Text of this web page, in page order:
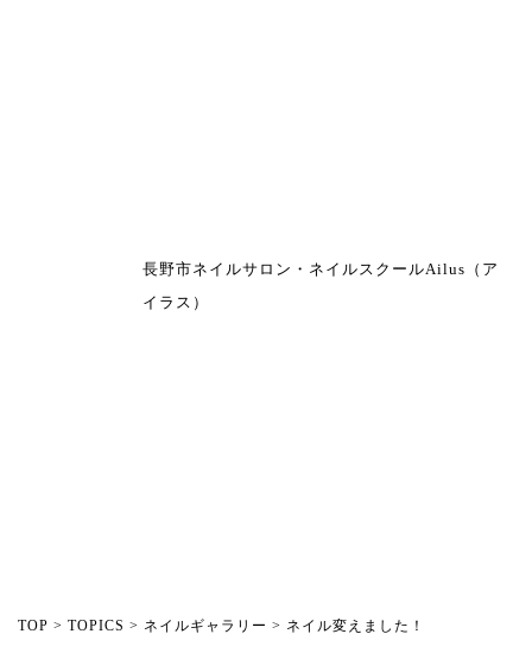
長野市ネイルサロン・ネイルスクールAilus（ア
イラス）
TOP > TOPICS > ネイルギャラリー > ネイル変えました！